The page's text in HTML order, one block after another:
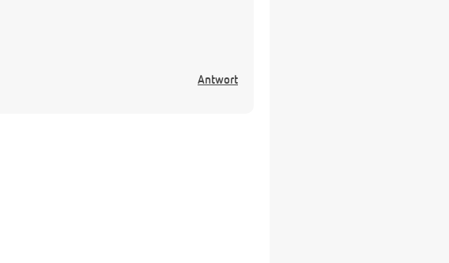
Antwort